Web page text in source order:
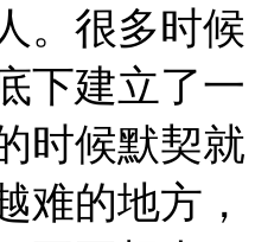
。很多时候
下建立了一
时候默契就
难的地方，